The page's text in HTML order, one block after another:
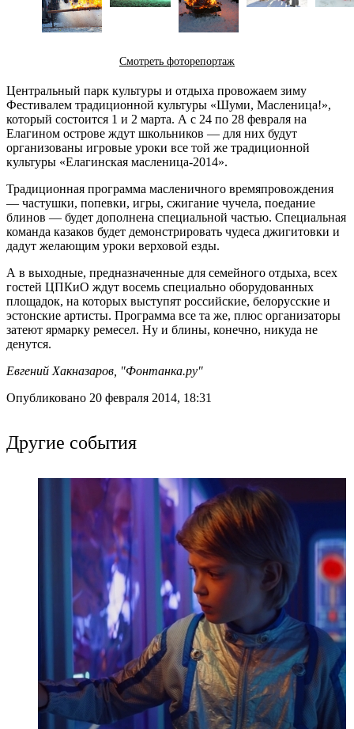
Смотреть фоторепортаж
Центральный парк культуры и отдыха провожаем зиму
Фестивалем традиционной культуры «Шуми, Масленица!»,
который состоится 1 и 2 марта. А с 24 по 28 февраля на
Елагином острове ждут школьников — для них будут
организованы игровые уроки все той же традиционной
культуры «Елагинская масленица-2014».
Традиционная программа масленичного времяпровождения
— частушки, попевки, игры, сжигание чучела, поедание
блинов — будет дополнена специальной частью. Специальная
команда казаков будет демонстрировать чудеса джигитовки и
дадут желающим уроки верховой езды.
А в выходные, предназначенные для семейного отдыха, всех
гостей ЦПКиО ждут восемь специально оборудованных
площадок, на которых выступят российские, белорусские и
эстонские артисты. Программа все та же, плюс организаторы
затеют ярмарку ремесел. Ну и блины, конечно, никуда не
денутся.
Евгений Хакназаров, "Фонтанка.ру"
Опубликовано 20 февраля 2014, 18:31
Другие события